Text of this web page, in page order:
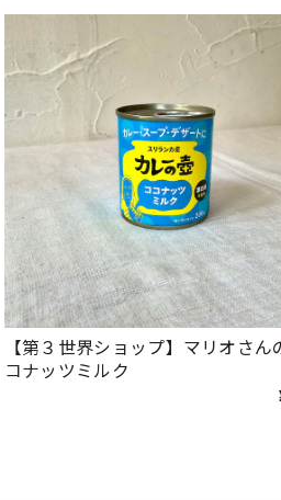
【第３世界ショップ】マリオさん
コナッツミルク